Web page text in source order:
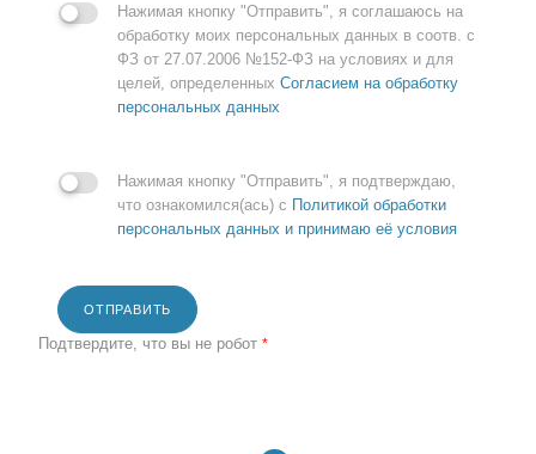
Нажимая кнопку "Отправить", я соглашаюсь на
обработку моих персональных данных в соотв. с
ФЗ от 27.07.2006 №152-ФЗ на условиях и для
целей, определенных Согласием на обработку
персональных данных
Нажимая кнопку "Отправить", я подтверждаю,
что ознакомился(ась) с Политикой обработки
персональных данных и принимаю её условия
ОТПРАВИТЬ
Подтвердите, что вы не робот *